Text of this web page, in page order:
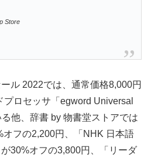
Store
ル 2022では、通常価格8,000円
ロセッサ「egword Universal
他、辞書 by 物書堂ストアでは
オフの2,200円、「NHK 日本語
30%オフの3,800円、「リーダ